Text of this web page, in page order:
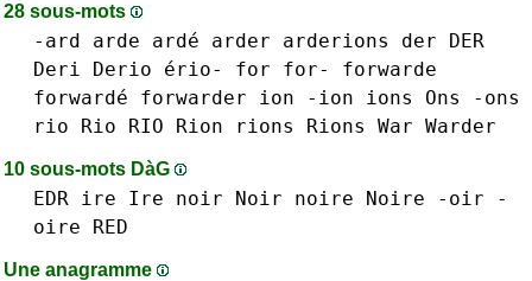
28 sous-mots
-ard arde ardé arder arderions
der DER
Deri
Derio ério- for for-
forwarde
forwardé
forwarder ion -ion ions
Ons -ons
rio Rio RIO
Rion rions Rions War Warder
10 sous-mots DàG
EDR ire Ire noir Noir noire Noire -oir
-
oire
RED
Une anagramme